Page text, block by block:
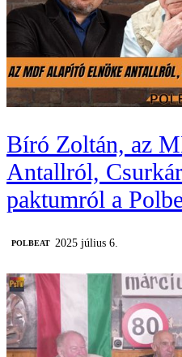
Bíró Zoltán, az
Antallról,
paktumról a
‎POLBEAT 2025 július 6.